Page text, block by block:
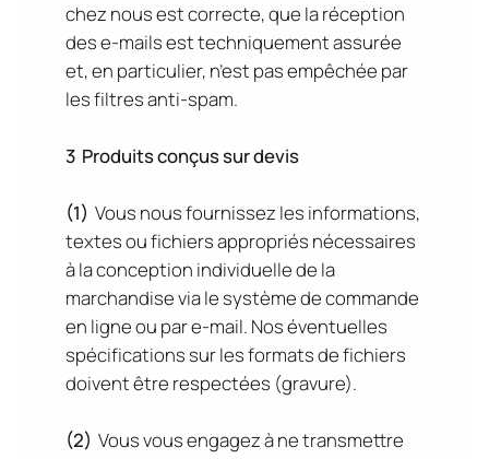
chez nous est correcte, que la réception
des e-mails est techniquement assurée
et, en particulier, n’est pas empêchée par
les filtres anti-spam.
3 Produits conçus sur devis
(1) Vous nous fournissez les informations,
textes ou fichiers appropriés nécessaires
à la conception individuelle de la
marchandise via le système de commande
en ligne ou par e-mail. Nos éventuelles
spécifications sur les formats de fichiers
doivent être respectées (gravure).
(2) Vous vous engagez à ne transmettre